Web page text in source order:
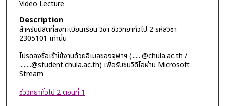
Video Lecture
Description
สำหรับนิสิตที่ลงทะเบียนเรียน วิชา ชีววิทยาทั่วไป 2 รหัสวิชา
2305101 เท่านั้น
โปรดลงชื่อเข้าใช้งานด้วยอีเมลของจุฬาฯ (.......@chula.ac.th /
........@student.chula.ac.th) เพื่อรับชมวิดีโอผ่าน Microsoft
Stream
ชีววิทยาทั่วไป 2 ตอนที่ 1